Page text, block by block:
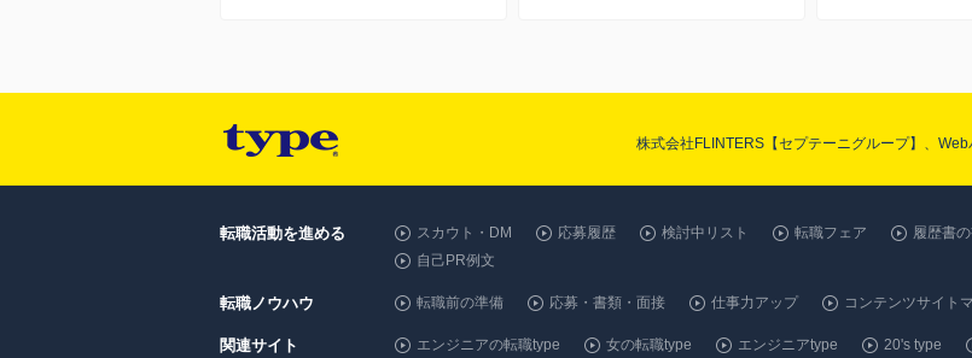
株式会社FLINTERS【セプテーニグループ】、
転職活動を進める スカウト・DM 応募履歴 検討中リスト 転職フェア 履歴書
自己PR例文
転職ノウハウ 転職前の準備 応募・書類・面接 仕事力アップ コンテンツサイト
関連サイト エンジニアの転職type 女の転職type エンジニアtype 20's type